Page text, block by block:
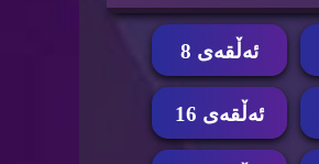
ئه‌ڵقه‌ی 8
ئه‌ڵقه‌ی 16